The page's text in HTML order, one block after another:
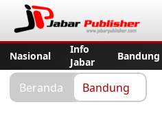
Nasional
Info
Jabar
Bandung
Beranda Bandung